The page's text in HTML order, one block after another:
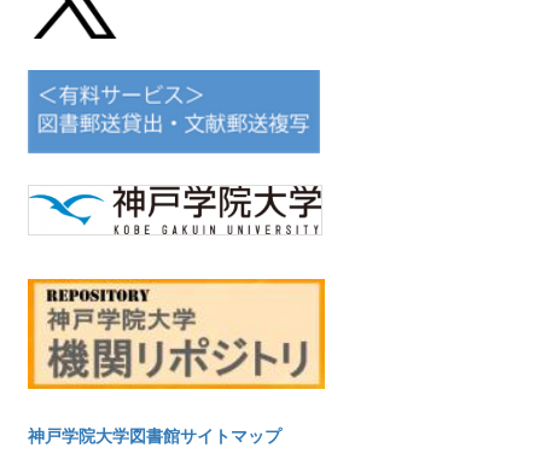
神戸学院大学図書館サイトマップ